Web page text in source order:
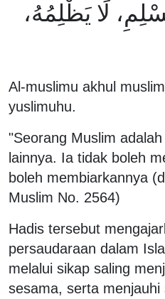
لَا يَظْلِمُهُ،
Al-muslimu akhul
yuslimuhu.
"Seorang Muslim
lainnya. Ia tidak boleh
boleh membiarkannya
Muslim No. 2564)
Hadis tersebut
persaudaraan dalam
melalui sikap saling
sesama, serta menjauhi